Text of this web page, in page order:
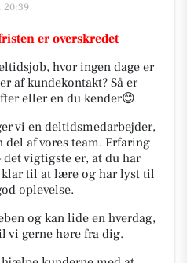
20:39
er overskredet
hvor ingen dage er
af kundekontakt? Så er
eller en du kender😊
vi en deltidsmedarbejder,
af vores team. Erfaring
vigtigste er, at du har
til at lære og har lyst til
oplevelse.
og kan lide en hverdag,
vi gerne høre fra dig.